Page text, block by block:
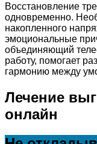
Восстановление
одновременно.
накопленного
эмоциональные
объединяющий
работу, помогает
гармонию между
Лечение
онлайн